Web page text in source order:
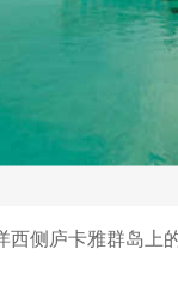
侧庐卡雅群岛